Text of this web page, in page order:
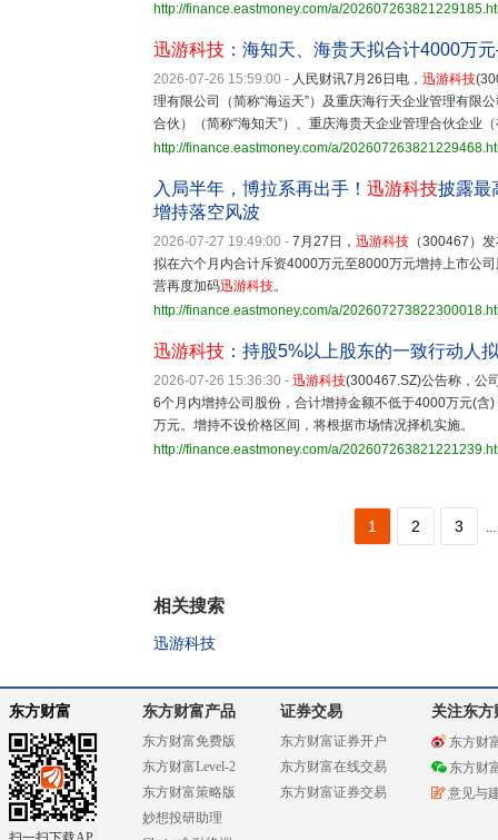
http://finance.eastmoney.com/a/
迅游科技 ：海知天、海贵天拟合计4000万
2026-07-26 15:59:00 - 人民财讯7月26日电， 迅游科技
理有限公司（简称“海运天”）及重庆海行天企业管理有限
合伙）（简称“海知天”）、重庆海贵天企业管理合伙企业
http://finance.eastmoney.com/a/
入局半年，博拉系再出手！ 迅游科技披露最
增持落空风波
2026-07-27 19:49:00 - 7月27日， 迅游科技 （300467）
拟在六个月内合计斥资4000万元至8000万元增持上市公
营再度加码迅游科技。
http://finance.eastmoney.com/a/
迅游科技 ：持股5%以上股东的一致行动人
2026-07-26 15:36:30 - 迅游科技(300467.SZ)公告称，公
6个月内增持公司股份，合计增持金额不低于4000万元(
万元。增持不设价格区间，将根据市场情况择机实施。
http://finance.eastmoney.com/a/
1 2 3 ...
相关搜索
迅游科技
东方财富 东方财富产品
东方财富免费版
东方财富Level-2
东方财富策略版
妙想投研助理
证券交易
东方财富证券开户
东方财富在线交易
东方财富证券交易
关注东方
东方财
东方财
意见与